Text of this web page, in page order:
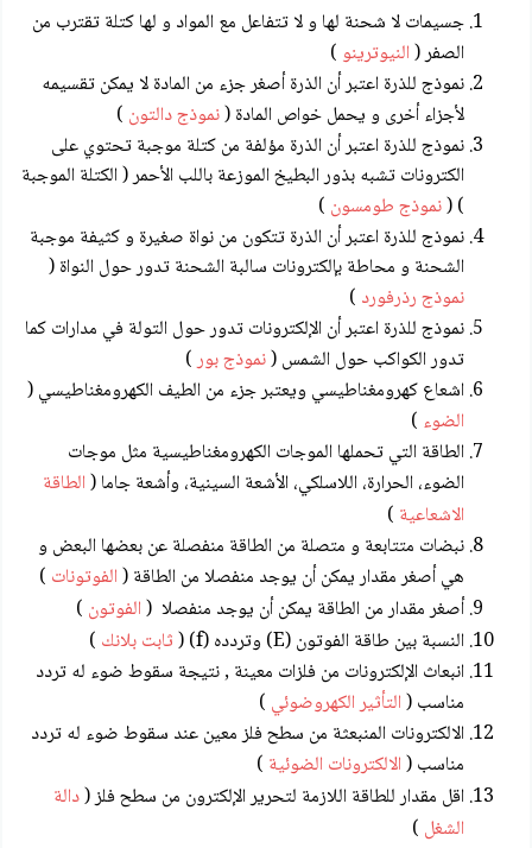
جسيمات لا شحنة لها و لا تتفاعل مع المواد و لها كتلة تقترب من
الصفر (النيوترينو )
نموذج للذرة اعتبر أن الذرة أصغر جزء من المادة لا يمكن تقسيمه
لأجزاء أخرى و يحمل خواص المادة (نموذج دالتون )
نموذج للذرة اعتبر أن الذرة مؤلفة من كتلة موجبة تحتوي على
الكترونات تشبه بذور البطيخ الموزعة باللب الأحمر ( الكتلة الموجبة
) (نموذج طومسون )
نموذج للذرة اعتبر أن الذرة تتكون من نواة صغيرة و كثيفة موجبة
الشحنة و محاطة بإلكترونات سالبة الشحنة تدور حول النواة (
نموذج رذرفورد )
نموذج للذرة اعتبر أن الإلكترونات تدور حول التولة في مدارات كما
تدور الكواكب حول الشمس (نموذج بور)
اشعاع كهرومغناطيسي ويعتبر جزء من الطيف الكهرومغناطيسي (
الضوء )
الطاقة التي تحملها الموجات الكهرومغناطيسية مثل موجات
الضوء، الحرارة، اللاسلكي، الأشعة السينية، وأشعة جاما (الطاقة
الاشعاعية )
نبضات متتابعة و متصلة من الطاقة منفصلة عن بعضها البعض و
هي أصغر مقدار يمكن أن يوجد منفصلا من الطاقة (الفوتونات )
أصغر مقدار من الطاقة يمكن أن يوجد منفصلا (الفوتون )
النسبة بين طاقة الفوتون (E) وتردده (f) (
ثابت بلانك )
انبعاث الإلكترونات من فلزات معينة , نتيجة سقوط ضوء له تردد
مناسب (التأثير الكهروضوئي )
الالكترونات المنبعثة من سطح فلز معين عند سقوط ضوء له تردد
مناسب (الالكترونات الضوئية )
اقل مقدار للطاقة اللازمة لتحرير الإلكترون من سطح فلز (دالة
الشغل )